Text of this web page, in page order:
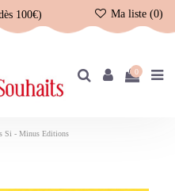
100€) Ma liste (0)
0
Si - Minus Editions